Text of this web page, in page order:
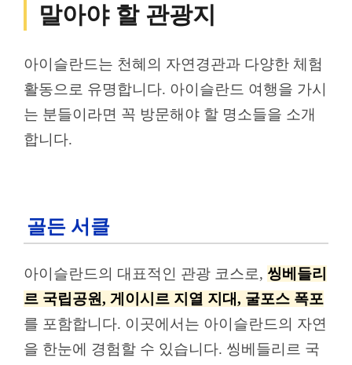
말아야 할 관광지
아이슬란드는 천혜의 자연경관과 다양한 체험
활동으로 유명합니다. 아이슬란드 여행을 가시
는 분들이라면 꼭 방문해야 할 명소들을 소개
합니다.
골든 서클
아이슬란드의 대표적인 관광 코스로, 씽베들리
르 국립공원, 게이시르 지열 지대, 굴포스 폭포
를 포함합니다. 이곳에서는 아이슬란드의 자연
을 한눈에 경험할 수 있습니다. 씽베들리르 국